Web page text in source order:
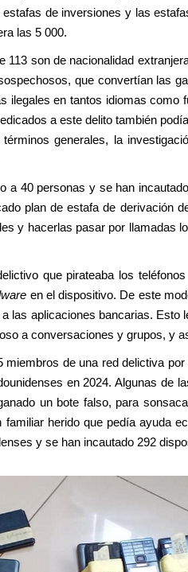
de inversiones y las
las 5 000.
son de nacionalidad
que convertían las
en tantos idiomas como
a este delito también
generales, la
a 40 personas y se han
plan de estafa de derivación
y hacerlas pasar por llamadas
que pirateaba los
en el dispositivo. De este
las aplicaciones bancarias. Esto
a conversaciones y grupos, y
de una red delictiva
en 2024. Algunas de
un bote falso, para
herido que pedía ayuda
y se han incautado 292